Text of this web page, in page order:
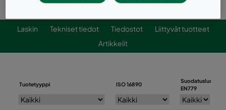
Laskin Tekniset tiedot Tiedostot
Liittyvät tuotteet
Artikkelit
Tuotetyyppi ISO 16890
Suodatusluokka
EN779